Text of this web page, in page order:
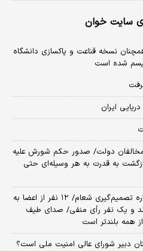
سایت خوان
نسخه قناعت و پاکسازی دانشگاه
شده است
ایران
مخالفان دولت/ صدور حکم شورش علیه
به قدرت به هر وسیله‌ای حتی
اظهارات جدید معاون پزشکیان درباره تصمیم‌گیری شعام/ ۱۲ نفر از اعضا به
و یک نفر رأی منفی/ صدای طیف
همه بلندتر است
دبیر شورای ‌عالی امنیت ملی است؟